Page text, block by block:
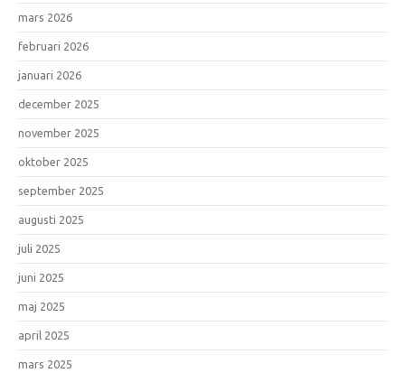
mars 2026
februari 2026
januari 2026
december 2025
november 2025
oktober 2025
september 2025
augusti 2025
juli 2025
juni 2025
maj 2025
april 2025
mars 2025